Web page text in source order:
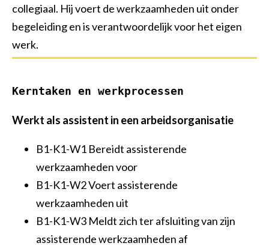
Assistent bouwen, wonen en onderhoud
Allround vakman gww
collegiaal. Hij voert de werkzaamheden uit onder
begeleiding en is verantwoordelijk voor het eigen
werk.
Kerntaken en werkprocessen
Werkt als assistent in een arbeidsorganisatie
B1-K1-W1 Bereidt assisterende
werkzaamheden voor
B1-K1-W2 Voert assisterende
werkzaamheden uit
B1-K1-W3 Meldt zich ter afsluiting van zijn
assisterende werkzaamheden af